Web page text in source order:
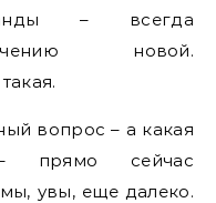
– всегда
новой.
вопрос – а какая
прямо сейчас
увы, еще далеко.